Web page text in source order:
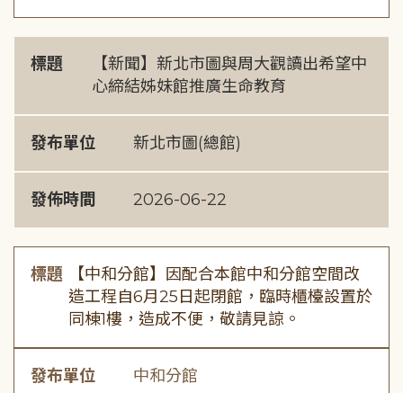
標題
【新聞】新北市圖與周大觀讀出希望中
心締結姊妹館推廣生命教育
發布單位 新北市圖(總館)
發佈時間 2026-06-22
標題
【中和分館】因配合本館中和分館空間改
造工程自6月25日起閉館，臨時櫃檯設置於
同棟1樓，造成不便，敬請見諒。
發布單位 中和分館